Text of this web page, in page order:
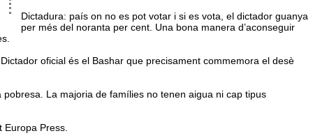
Dictadura: país on no es pot votar i si es vota, el dictador guanya
per més del noranta per cent. Una bona manera d’aconseguir
oficial és el Bashar que precisament commemora el desè
La majoria de famílies no tenen aigua ni cap tipus
Press.